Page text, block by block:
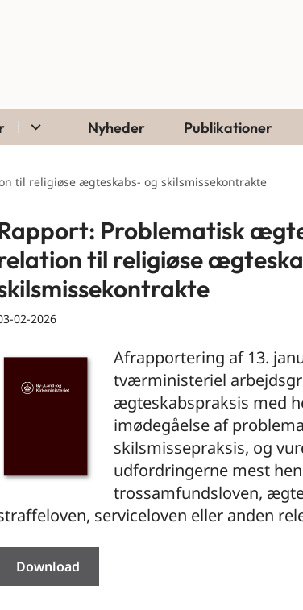
Nyheder Publikationer
til religiøse ægteskabs- og skilsmissekontrakte
Problematisk
til religiøse
02-2026
Afrapportering af 13.
tværministeriel
ægteskabspraksis med
imødegåelse af
skilsmissepraksis, og
udfordringerne mest
trossamfundsloven,
serviceloven eller anden
Download